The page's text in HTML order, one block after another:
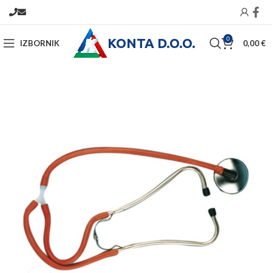
IZBORNIK KONTA D.O.O. 0 0,00€